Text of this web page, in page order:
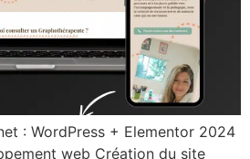
: WordPress + Elementor 2024
web Création du site